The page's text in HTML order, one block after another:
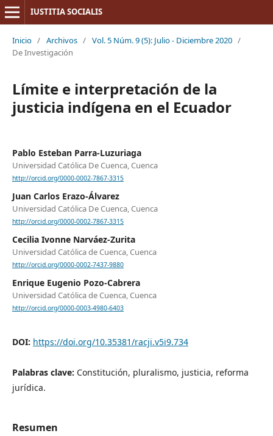
IUSTITIA SOCIALIS
Inicio / Archivos / Vol. 5 Núm. 9 (5): Julio - Diciembre 2020 /
De Investigación
Límite e interpretación de la
justicia indígena en el Ecuador
Pablo Esteban Parra-Luzuriaga
Universidad Católica De Cuenca, Cuenca
http://orcid.org/0000-0002-7867-3315
Juan Carlos Erazo-Álvarez
Universidad Católica De Cuenca, Cuenca
http://orcid.org/0000-0002-7867-3315
Cecilia Ivonne Narváez-Zurita
Universidad Católica de Cuenca, Cuenca
http://orcid.org/0000-0002-7437-9880
Enrique Eugenio Pozo-Cabrera
Universidad Católica de Cuenca, Cuenca
http://orcid.org/0000-0003-4980-6403
DOI: https://doi.org/10.35381/racji.v5i9.734
Palabras clave: Constitución, pluralismo, justicia, reforma
jurídica.
Resumen